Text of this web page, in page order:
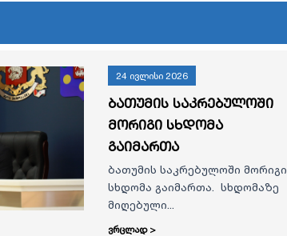
24 ივლისი 2026
ბათუმის საკრებულოში
მორიგი სხდომა
გაიმართა
ბათუმის საკრებულოში მორიგი
სხდომა გაიმართა. სხდომაზე
მიღებული...
ვრცლად >